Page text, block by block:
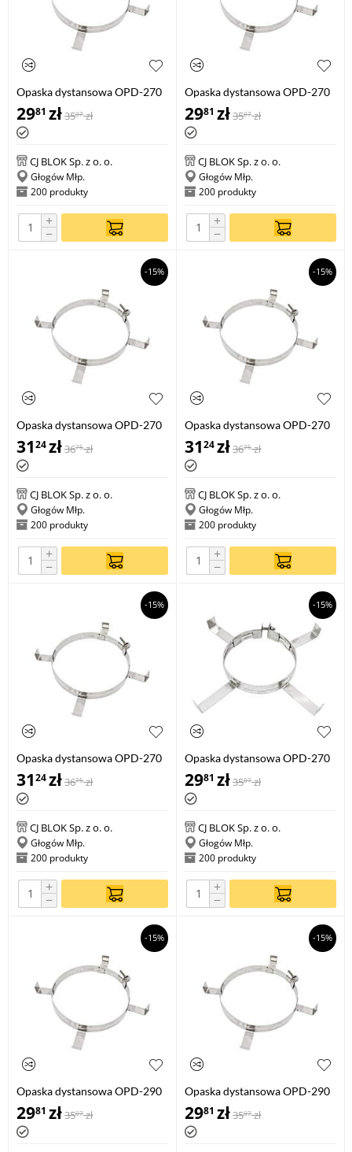
Opaska dystansowa OPD-270
100
2981 zł3507 zł
CJ BLOK Sp. z o. o.
Głogów Młp.
200 produkty
+
−
Opaska dystansowa OPD-270
140
2981 zł3507 zł
CJ BLOK Sp. z o. o.
Głogów Młp.
200 produkty
+
−
-15%
Opaska dystansowa OPD-270
160
3124zł3675 zł
CJ BLOK Sp. z o. o.
Głogów Młp.
200 produkty
+
−
-15%
Opaska dystansowa OPD-270
180
3124zł3675 zł
CJ BLOK Sp. z o. o.
Głogów Młp.
200 produkty
+
−
-15%
Opaska dystansowa OPD-270
200
3124zł3675 zł
CJ BLOK Sp. z o. o.
Głogów Młp.
200 produkty
+
−
-15%
Opaska dystansowa OPD-270
80
2981 zł3507 zł
CJ BLOK Sp. z o. o.
Głogów Młp.
200 produkty
+
−
-15%
Opaska dystansowa OPD-290
100
2981 zł3507 zł
-15%
Opaska dystansowa OPD-290
140
2981 zł3507 zł